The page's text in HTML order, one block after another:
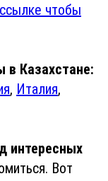
чтобы
в Казахстане:
, Италия,
интересных
Вот